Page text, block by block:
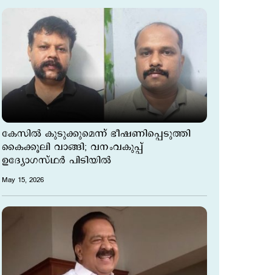
കേസില്‍ കുടുക്കുമെന്ന് ഭീഷണിപ്പെടുത്തി
കൈക്കൂലി വാങ്ങി; വനംവകുപ്പ്
ഉദ്യോഗസ്ഥര്‍ പിടിയില്‍
May 15, 2026